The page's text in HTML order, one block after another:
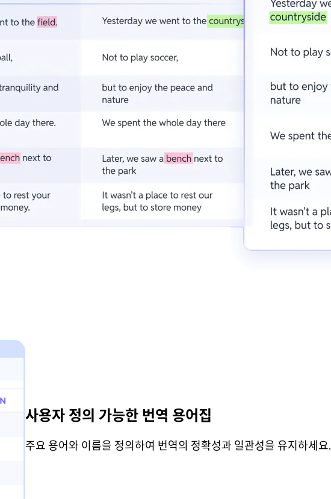
사용자 정의 가능한 번역 용어집
주요 용어와 이름을 정의하여 번역의 정확성과 일관성을 유지하세요.